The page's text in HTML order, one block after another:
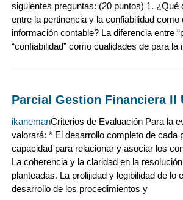
siguientes preguntas: (20 puntos) 1. ¿Qué
entre la pertinencia y la confiabilidad como
información contable? La diferencia entre
“confiabilidad” como cualidades de para la
Parcial Gestion Financiera II
ikanemanCriterios de Evaluación Para la
valorará: * El desarrollo completo de cada
capacidad para relacionar y asociar los
La coherencia y la claridad en la
planteadas. La prolijidad y legibilidad de lo
desarrollo de los procedimientos y